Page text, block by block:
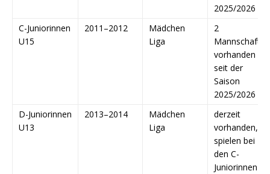
2025/2026
C-Juniorinnen
U15
2011–2012
Mädchen
Liga
2
Mannschaften
vorhanden
seit der
Saison
2025/2026
D-Juniorinnen
U13
2013–2014
Mädchen
Liga
derzeit
vorhanden,
spielen bei
den C-
Juniorinnen